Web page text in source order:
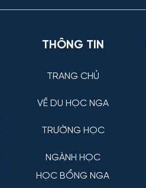
THÔNG TIN
TRANG CHỦ
VỀ DU HỌC NGA
TRƯỜNG HỌC
NGÀNH HỌC
HỌC BỔNG NGA